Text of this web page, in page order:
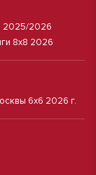
2025/2026
8х8 2026
6х6 2026 г.